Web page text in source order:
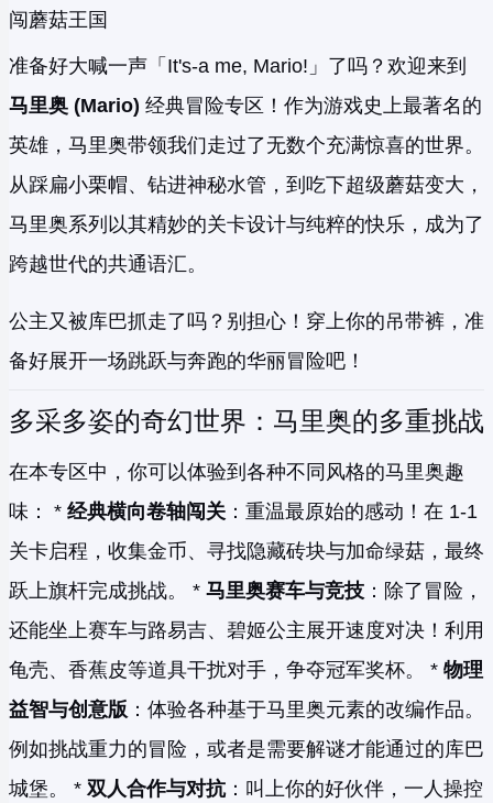
闯蘑菇王国
准备好大喊一声「It's-a me, Mario!」了吗？欢迎来到
马里奥 (Mario) 经典冒险专区！作为游戏史上最著名的
英雄，马里奥带领我们走过了无数个充满惊喜的世界。
从踩扁小栗帽、钻进神秘水管，到吃下超级蘑菇变大，
马里奥系列以其精妙的关卡设计与纯粹的快乐，成为了
跨越世代的共通语汇。
公主又被库巴抓走了吗？别担心！穿上你的吊带裤，准
备好展开一场跳跃与奔跑的华丽冒险吧！
多采多姿的奇幻世界：马里奥的多重挑战
在本专区中，你可以体验到各种不同风格的马里奥趣
味： * 经典横向卷轴闯关 ：重温最原始的感动！在 1-1
关卡启程，收集金币、寻找隐藏砖块与加命绿菇，最终
跃上旗杆完成挑战。 * 马里奥赛车与竞技 ：除了冒险，
还能坐上赛车与路易吉、碧姬公主展开速度对决！利用
龟壳、香蕉皮等道具干扰对手，争夺冠军奖杯。 * 物理
益智与创意版 ：体验各种基于马里奥元素的改编作品。
例如挑战重力的冒险，或者是需要解谜才能通过的库巴
城堡。 * 双人合作与对抗：叫上你的好伙伴，一人操控